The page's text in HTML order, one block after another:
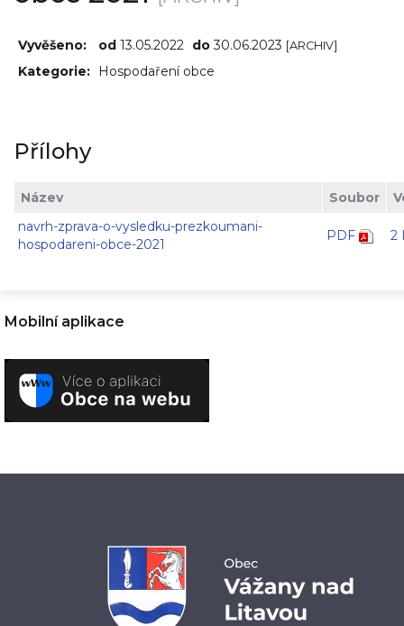
Vyvěšeno: od 13.05.2022 do30.06.2023 [ARCHIV]
Kategorie: Hospodaření obce
Přílohy
Název Soubor
navrh-zprava-o-vysledku-prezkoumani-
hospodareni-obce-2021
PDF 2
Mobilní aplikace